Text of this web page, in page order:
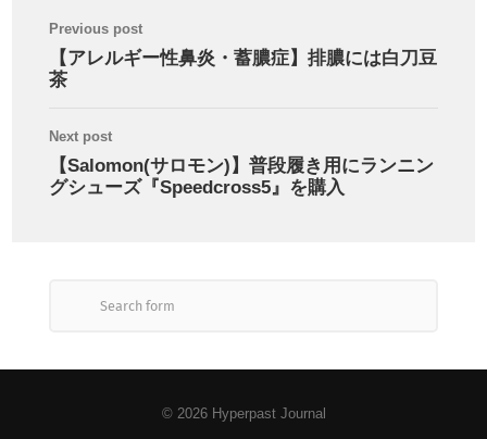
Previous post
【アレルギー性鼻炎・蓄膿症】排膿には白刀豆
茶
Next post
【Salomon(サロモン)】普段履き用にランニン
グシューズ『Speedcross5』を購入
© 2026 Hyperpast Journal